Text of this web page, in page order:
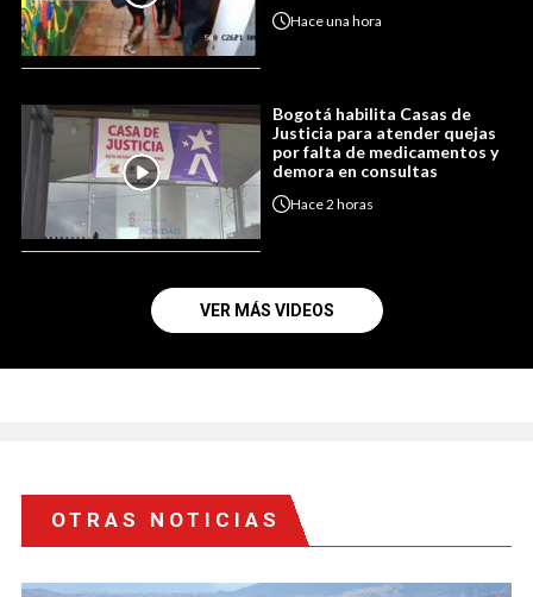
Haceuna hora
Bogotá habilita Casas de
Justicia para atender quejas
por falta de medicamentos y
demora en consultas
Hace2 horas
VER MÁS VIDEOS
OTRAS NOTICIAS